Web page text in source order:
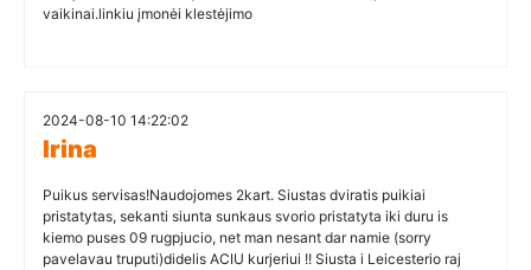
vaikinai.linkiu įmonėi klestėjimo
2024-08-10 14:22:02
Irina
Puikus servisas!Naudojomes 2kart. Siustas dviratis puikiai
pristatytas, sekanti siunta sunkaus svorio pristatyta iki duru is
kiemo puses 09 rugpjucio, net man nesant dar namie (sorry
pavelavau truputi)didelis ACIU kurjeriui !! Siusta i Leicesterio raj